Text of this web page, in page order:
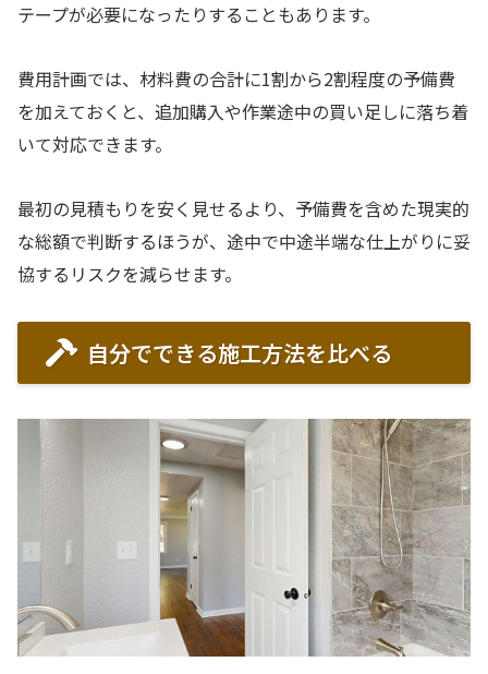
テープが必要になったりすることもあります。
費用計画では、材料費の合計に1割から2割程度の予備費
を加えておくと、追加購入や作業途中の買い足しに落ち着
いて対応できます。
最初の見積もりを安く見せるより、予備費を含めた現実的
な総額で判断するほうが、途中で中途半端な仕上がりに妥
協するリスクを減らせます。
自分でできる施工方法を比べる